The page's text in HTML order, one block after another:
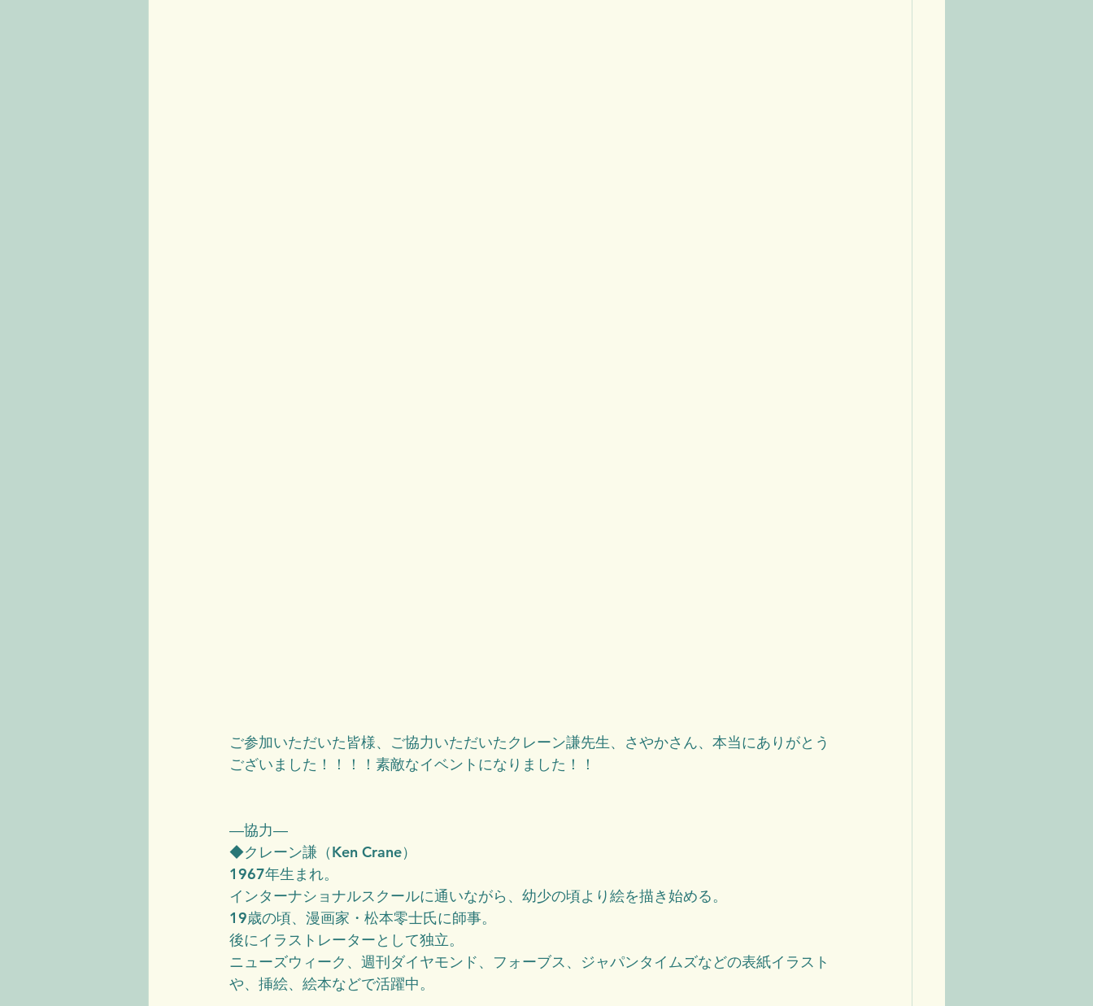
ご参加いただいた皆様、ご協力いただいたクレーン謙先生、さやかさん、本当にありがとう
ございました！！！！素敵なイベントになりました！！
―協力―
◆クレーン謙（Ken Crane）
1967年生まれ。
インターナショナルスクールに通いながら、幼少の頃より絵を描き始める。
19歳の頃、漫画家・松本零士氏に師事。
後にイラストレーターとして独立。
ニューズウィーク、週刊ダイヤモンド、フォーブス、ジャパンタイムズなどの表紙イラスト
や、挿絵、絵本などで活躍中。